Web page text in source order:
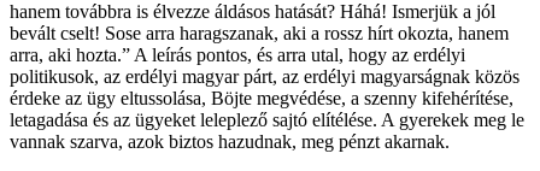
hanem továbbra is élvezze áldásos hatását? Háhá! Ismerjük a jól
bevált cselt! Sose arra haragszanak, aki a rossz hírt okozta, hanem
arra, aki hozta.” A leírás pontos, és arra utal, hogy az erdélyi
politikusok, az erdélyi magyar párt, az erdélyi magyarságnak közös
érdeke az ügy eltussolása, Böjte megvédése, a szenny kifehérítése,
letagadása és az ügyeket leleplező sajtó elítélése. A gyerekek meg le
vannak szarva, azok biztos hazudnak, meg pénzt akarnak.